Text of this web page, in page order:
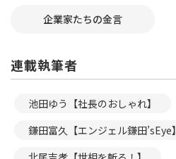
企業家たちの金言
連載執筆者
池田ゆう【社長のおしゃれ】
鎌田富久【エンジェル鎌田’sEye】